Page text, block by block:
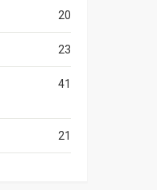
20
23
41
21